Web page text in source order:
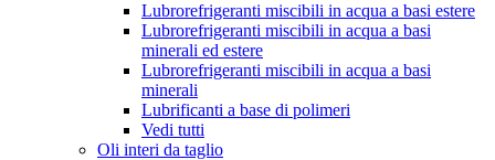
Lubrorefrigeranti miscibili in acqua a basi estere
Lubrorefrigeranti miscibili in acqua a basi
minerali ed estere
Lubrorefrigeranti miscibili in acqua a basi
minerali
Lubrificanti a base di polimeri
Vedi tutti
Oli interi da taglio